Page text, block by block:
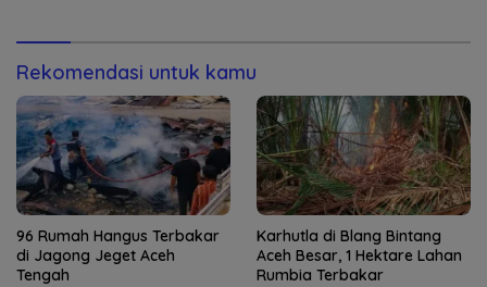
Rekomendasi untuk kamu
96 Rumah Hangus Terbakar
di Jagong Jeget Aceh
Tengah
Karhutla di Blang Bintang
Aceh Besar, 1 Hektare Lahan
Rumbia Terbakar